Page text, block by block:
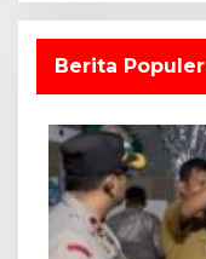
Berita Populer